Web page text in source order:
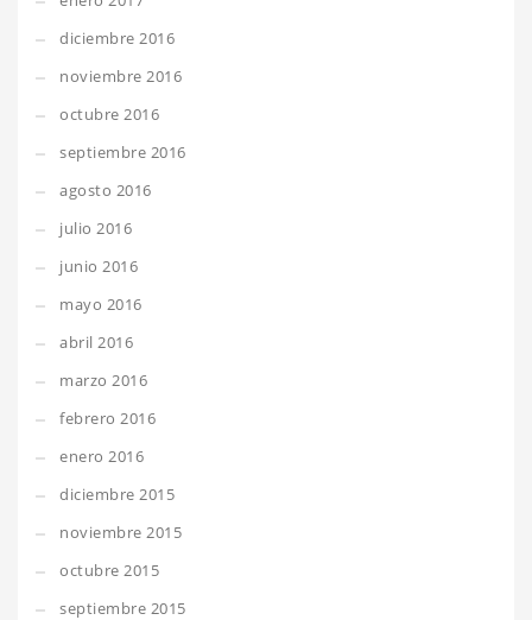
diciembre 2016
noviembre 2016
octubre 2016
septiembre 2016
agosto 2016
julio 2016
junio 2016
mayo 2016
abril 2016
marzo 2016
febrero 2016
enero 2016
diciembre 2015
noviembre 2015
octubre 2015
septiembre 2015